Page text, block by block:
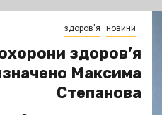
здоров'я новини
здоров’я
Максима
Степанова